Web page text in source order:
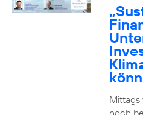
Mittags
noch